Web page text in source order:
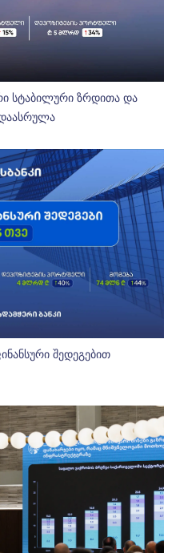
სტაბილური ზრდითა და
შედეგებით